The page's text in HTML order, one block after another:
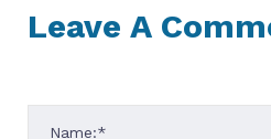
Leave A